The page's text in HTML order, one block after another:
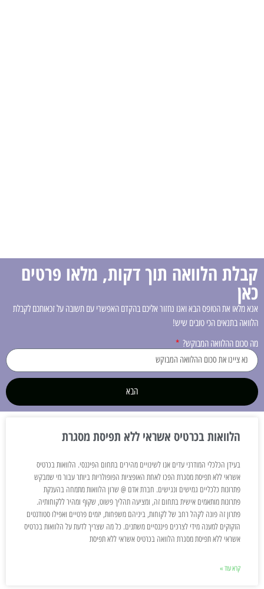
קבלת הלוואה תוך דקות, מלאו פרטים
כאן
אנא מלאו את הטופס הבא ואנו נחזור אליכם בהקדם האפשרי עם תשובה על זכאותכם לקבלת
הלוואה בתנאים הכי טובים שיש!
מה סכום ההלוואה המבוקש?
הבא
הלוואות בכרטיס אשראי ללא תפיסת מסגרת
בעידן הכלכלי המודרני עדים אנו לשינויים מהירים בתחום הפיננסי. הלוואות בכרטיס
אשראי ללא תפיסת מסגרת הפכו לאחת האופציות הפופולריות ביותר עבור מי שמבקש
פתרונות כלכליים גמישים ונגישים. חברת אדם @ שרון הלוואות מתמחה בהענקת
פתרונות מותאמים אישית בתחום זה, ומציעה תהליך פשוט, שקוף ומהיר ללקוחותיה.
פתרון זה פונה לקהל רחב של לקוחות, ביניהם משפחות, יזמים פרטיים ואפילו סטודנטים
הזקוקים למענה מידי לצרכים פיננסיים משתנים. כל מה שצריך לדעת על הלוואות בכרטיס
אשראי ללא תפיסת מסגרת הלוואה בכרטיס אשראי ללא תפיסת
קרא עוד »